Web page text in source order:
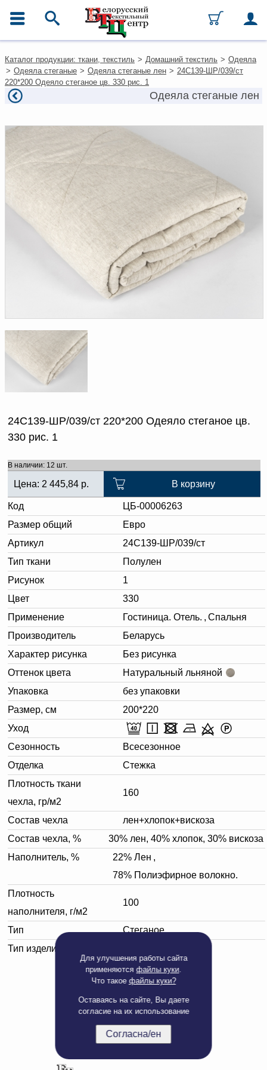
Для улучшения работы сайта
применяютсяфайлы куки.
Что такое файлы куки?
Оставаясь на сайте, Вы даете
согласие на их использование
Согласна/ен
Каталог
Ткани
Домашний текстиль
Одежда
Текстиль для ресторанов и
Текстильная галантерея и
фурнитура
Условия работы
Оплата и доставка
Как оформить заказ
Как нас найти
Написать нам
Доверенность на
Письмо руководителю
Вопросы и ответы
Новости | Статьи
Каталог продукции: ткани, текстиль > Домашний текстиль > Одеяла
> Одеяла стеганые > Одеяла стеганые лен > 24С139-ШР/039/ст
220*200 Одеяло стеганое цв. 330 рис. 1
Одеяла стеганые лен
24С139-ШР/039/ст 220*200 Одеяло стеганое цв.
330 рис. 1
В наличии: 12 шт.
Цена: 2 445,84 р. В корзину
Код
ЦБ-00006263
Размер общий
Евро
Артикул
24С139-ШР/039/ст
Тип ткани
Полулен
Рисунок
1
Цвет
330
Применение
Гостиница. Отель. , Спальня
Производитель
Беларусь
Характер рисунка
Без рисунка
Оттенок цвета
Натуральный льняной
Упаковка
без упаковки
Размер, см
200*220
Уход
Сезонность
Всесезонное
Отделка
Стежка
Плотность ткани
чехла, гр/м2
160
Состав чехла
лен+хлопок+вискоза
Состав чехла, %
30% лен, 40% хлопок, 30% вискоза
Наполнитель, %
22% Лен ,
78% Полиэфирное волокно.
Плотность
наполнителя, г/м2
100
Тип
Стеганое
Тип изделия
Полная версия сайта